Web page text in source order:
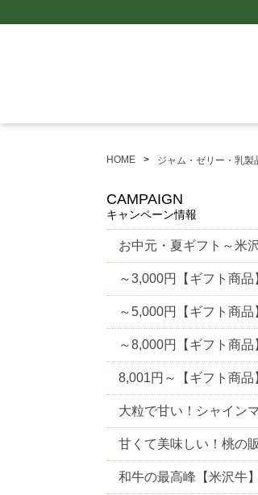
HOME ジャム・ゼリー・乳製
CAMPAIGN
キャンペーン情報
お中元・夏ギフト～米
形グルメ特集～
～3,000円【ギフト商品
～5,000円【ギフト商品
～8,000円【ギフト商品
8,001円～【ギフト商品
大粒で甘い！シャイン
ットご予約承り中！
甘くて美味しい！桃の
じめました！
和牛の最高峰【米沢牛